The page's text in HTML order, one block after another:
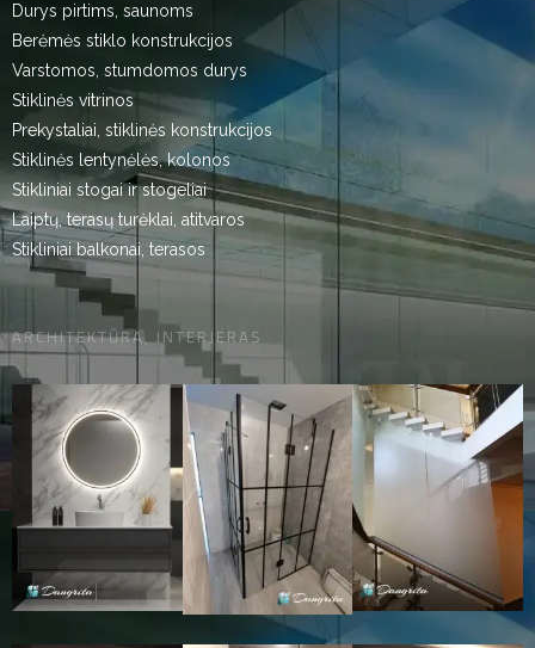
Durys pirtims, saunoms
Berėmės stiklo konstrukcijos
Varstomos, stumdomos durys
Stiklinės vitrinos
Prekystaliai, stiklinės konstrukcijos
Stiklinės lentynėlės, kolonos
Stikliniai stogai ir stogeliai
Laiptų, terasų turėklai, atitvaros
Stikliniai balkonai, terasos
ARCHITEKTŪRA, INTERJERAS